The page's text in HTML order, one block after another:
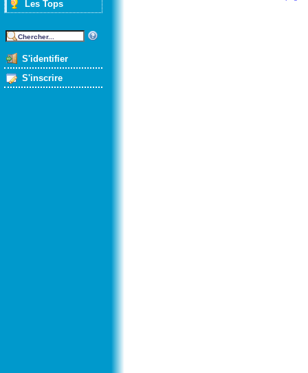
Les Tops
S'identifier
S'inscrire